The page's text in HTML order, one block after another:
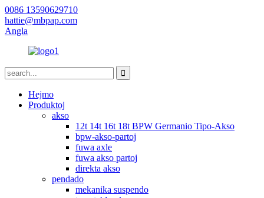
0086 13590629710
hattie@mbpap.com
Angla
Hejmo
Produktoj
akso
12t 14t 16t 18t BPW Germanio Tipo-Akso
bpw-akso-partoj
fuwa axle
fuwa akso partoj
direkta akso
pendado
mekanika suspendo